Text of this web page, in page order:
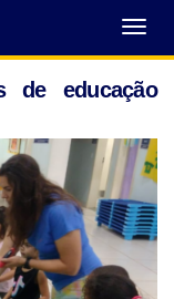
Abrir
Menu
de educação